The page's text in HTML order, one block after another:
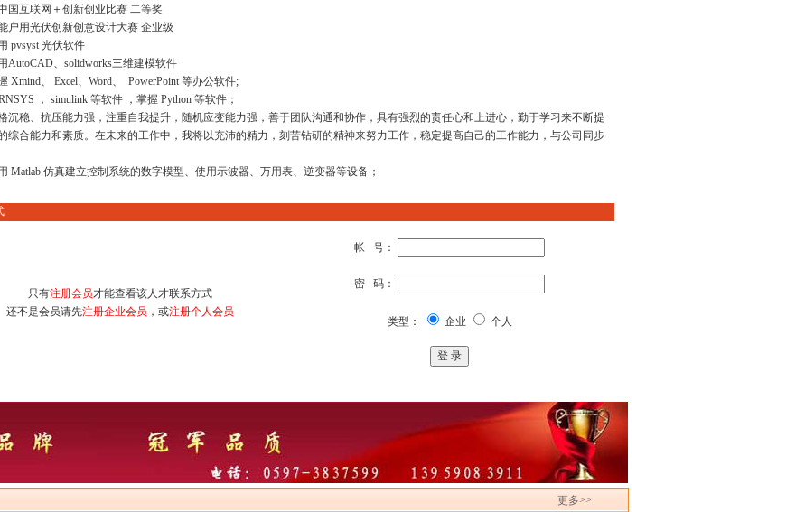
国互联网＋创新创业比赛 二等奖
户用光伏创新创意设计大赛 企业级
pvsyst 光伏软件
AutoCAD、solidworks三维建模软件
Xmind、 Excel、Word、 PowerPoint 等办公软件;
， simulink 等软件 ，掌握 Python 等软件；
沉稳、抗压能力强，注重自我提升，随机应变能力强，善于团队沟通和协作，具有强烈的责任心和上进心，勤于学习来不断提
综合能力和素质。在未来的工作中，我将以充沛的精力，刻苦钻研的精神来努力工作，稳定提高自己的工作能力，与公司同步
Matlab 仿真建立控制系统的数字模型、使用示波器、万用表、逆变器等设备；
只有注册会员才能查看该人才联系方式
还不是会员请先注册企业会员 ，或注册个人会员
帐 号：
密 码：
类型： 企业 个人
更多>>